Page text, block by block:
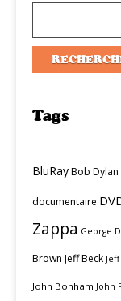
Tags
BluRayBob Dylan
documentaire
Zappa George
Brown Jeff Beck
John Bonham John